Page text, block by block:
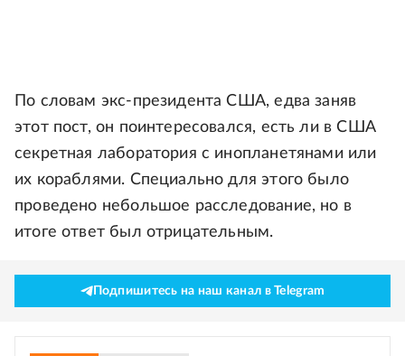
По словам экс-президента США, едва заняв
этот пост, он поинтересовался, есть ли в США
секретная лаборатория с инопланетянами или
их кораблями. Специально для этого было
проведено небольшое расследование, но в
итоге ответ был отрицательным.
Подпишитесь на наш канал в Telegram